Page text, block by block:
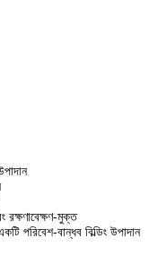
রক্ষণাবেক্ষণ-মুক্ত
পরিবেশ-বান্ধব বিল্ডিং উপাদান